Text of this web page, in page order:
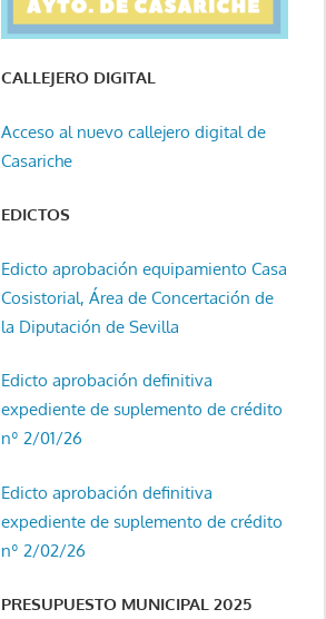
CALLEJERO DIGITAL
Acceso al nuevo callejero digital de
Casariche
EDICTOS
Edicto aprobación equipamiento Casa
Cosistorial, Área de Concertación de
la Diputación de Sevilla
Edicto aprobación definitiva
expediente de suplemento de crédito
nº 2/01/26
Edicto aprobación definitiva
expediente de suplemento de crédito
nº 2/02/26
PRESUPUESTO MUNICIPAL 2025